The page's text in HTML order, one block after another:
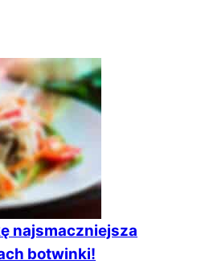
najsmaczniejsza
botwinki!